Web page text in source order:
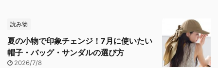
読み物
夏の小物で印象チェンジ！7月に使いたい
帽子・バッグ・サンダルの選び方
2026/7/8